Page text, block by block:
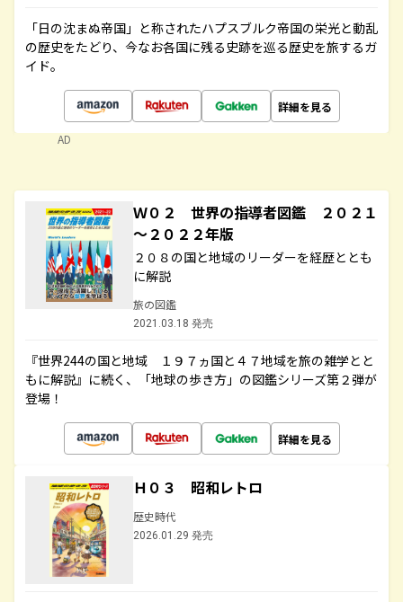
「日の沈まぬ帝国」と称されたハプスブルク帝国の栄光と動乱
の歴史をたどり、今なお各国に残る史跡を巡る歴史を旅するガ
イド。
詳細を見る
AD
Ｗ０２ 世界の指導者図鑑 ２０２１
～２０２２年版
２０８の国と地域のリーダーを経歴ととも
に解説
旅の図鑑
2021.03.18 発売
『世界244の国と地域 １９７ヵ国と４７地域を旅の雑学とと
もに解説』に続く、「地球の歩き方」の図鑑シリーズ第２弾が
登場！
詳細を見る
Ｈ０３ 昭和レトロ
歴史時代
2026.01.29 発売